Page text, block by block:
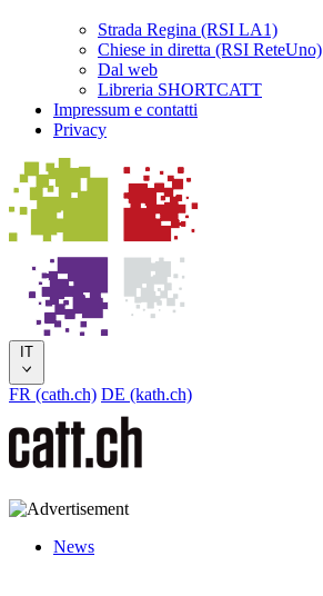
Strada Regina (RSI LA1)
Chiese in diretta (RSI ReteUno)
Dal web
Libreria SHORTCATT
Impressum e contatti
Privacy
IT
FR (cath.ch) DE (kath.ch)
News